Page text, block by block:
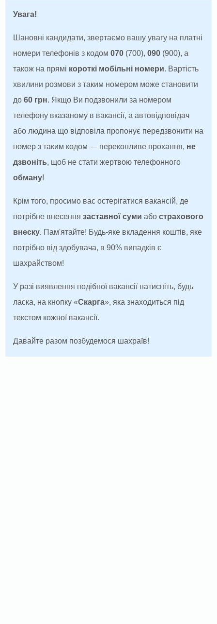
Увага!
Шановні кандидати, звертаємо вашу увагу на платні
номери телефонів з кодом070 (700),090 (900), а
також на прямі короткі мобільні номери. Вартість
хвилини розмови з таким номером може становити
до60 грн. Якщо Ви подзвонили за номером
телефону вказаному в вакансії, а автовідповідач
або людина що відповіла пропонує передзвонити на
номер з таким кодом — переконливе прохання, не
дзвоніть, щоб не стати жертвою телефонного
обману!
Крім того, просимо вас остерігатися вакансій, де
потрібне внесеннязаставної суми абострахового
внеску. Пам'ятайте! Будь-яке вкладення коштів, яке
потрібно від здобувача, в 90% випадків є
шахрайством!
У разі виявлення подібної вакансії натисніть, будь
ласка, на кнопку «Скарга», яка знаходиться під
текстом кожної вакансії.
Давайте разом позбудемося шахраїв!